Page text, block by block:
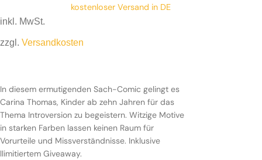
kostenloser Versand in DE
inkl. MwSt.
zzgl. Versandkosten
In diesem ermutigenden Sach-Comic gelingt es
Carina Thomas, Kinder ab zehn Jahren für das
Thema Introversion zu begeistern. Witzige Motive
in starken Farben lassen keinen Raum für
Vorurteile und Missverständnisse. Inklusive
llimitiertem Giveaway.